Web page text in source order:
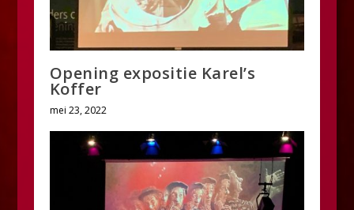
Opening expositie Karel’s
Koffer
mei 23, 2022